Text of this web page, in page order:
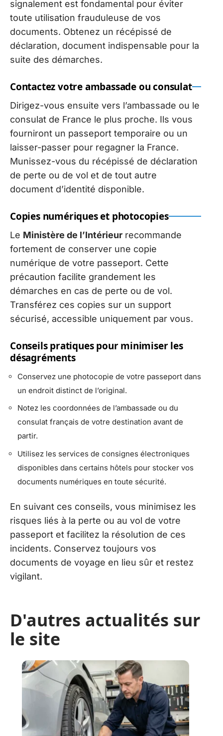
signalement est fondamental pour éviter
toute utilisation frauduleuse de vos
documents. Obtenez un récépissé de
déclaration, document indispensable pour la
suite des démarches.
Contactez votre ambassade ou consulat
Dirigez-vous ensuite vers l’ambassade ou le
consulat de France le plus proche. Ils vous
fourniront un passeport temporaire ou un
laisser-passer pour regagner la France.
Munissez-vous du récépissé de déclaration
de perte ou de vol et de tout autre
document d’identité disponible.
Copies numériques et photocopies
Le Ministère de l’Intérieur recommande
fortement de conserver une copie
numérique de votre passeport. Cette
précaution facilite grandement les
démarches en cas de perte ou de vol.
Transférez ces copies sur un support
sécurisé, accessible uniquement par vous.
Conseils pratiques pour minimiser les
désagréments
Conservez une photocopie de votre passeport dans
un endroit distinct de l’original.
Notez les coordonnées de l’ambassade ou du
consulat français de votre destination avant de
partir.
Utilisez les services de consignes électroniques
disponibles dans certains hôtels pour stocker vos
documents numériques en toute sécurité.
En suivant ces conseils, vous minimisez les
risques liés à la perte ou au vol de votre
passeport et facilitez la résolution de ces
incidents. Conservez toujours vos
documents de voyage en lieu sûr et restez
vigilant.
D'autres actualités sur
le site